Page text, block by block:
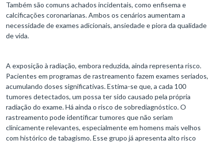
Também são comuns achados incidentais, como enfisema e
calcificações coronarianas. Ambos os cenários aumentam a
necessidade de exames adicionais, ansiedade e piora da qualidade
de vida.
A exposição à radiação, embora reduzida, ainda representa risco.
Pacientes em programas de rastreamento fazem exames seriados,
acumulando doses significativas. Estima-se que, a cada 100
tumores detectados, um possa ter sido causado pela própria
radiação do exame. Há ainda o risco de sobrediagnóstico. O
rastreamento pode identificar tumores que não seriam
clinicamente relevantes, especialmente em homens mais velhos
com histórico de tabagismo. Esse grupo já apresenta alto risco